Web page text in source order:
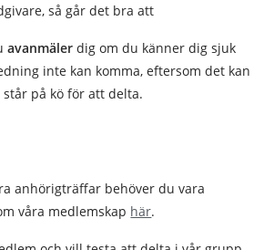
så går det bra att
avanmäler dig om du känner dig sjuk
inte kan komma, eftersom det kan
på kö för att delta.
anhörigträffar behöver du vara
våra medlemskap här.